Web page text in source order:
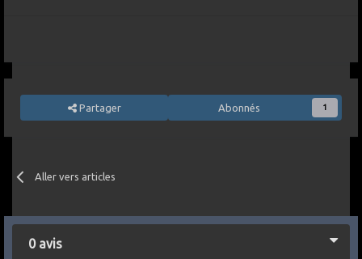
Partager Abonnés 1
Aller vers articles
0 avis